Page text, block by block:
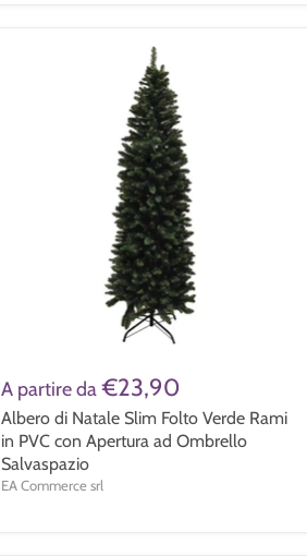
A partire da €23,90
Albero di Natale Slim Folto Verde Rami
in PVC con Apertura ad Ombrello
Salvaspazio
EA Commerce srl